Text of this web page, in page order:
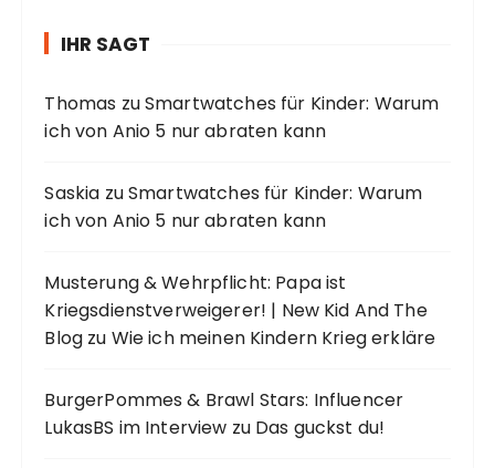
IHR SAGT
Thomas zuSmartwatches für Kinder: Warum
ich von Anio 5 nur abraten kann
Saskia zuSmartwatches für Kinder: Warum
ich von Anio 5 nur abraten kann
Musterung & Wehrpflicht: Papa ist
Kriegsdienstverweigerer! | New Kid And The
Blog zu Wie ich meinen Kindern Krieg erkläre
BurgerPommes & Brawl Stars: Influencer
LukasBS im Interview zu Das guckst du!